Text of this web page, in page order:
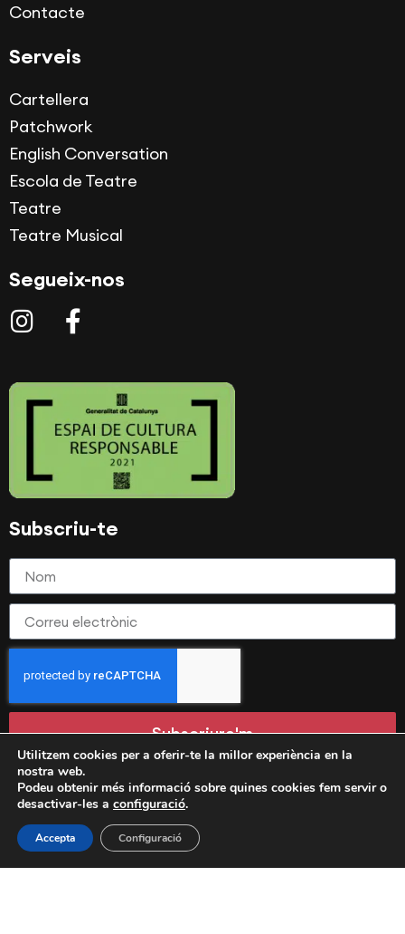
Contacte
Serveis
Cartellera
Patchwork
English Conversation
Escola de Teatre
Teatre
Teatre Musical
Segueix-nos
Subscriu-te
Subscriure'm
Avís legal Política de privadesa
Política de cookies
Utilitzem cookies per a oferir-te la millor experiència en la
nostra web.
Podeu obtenir més informació sobre quines cookies fem servir o
desactivar-les a configuració.
Accepta Configuració